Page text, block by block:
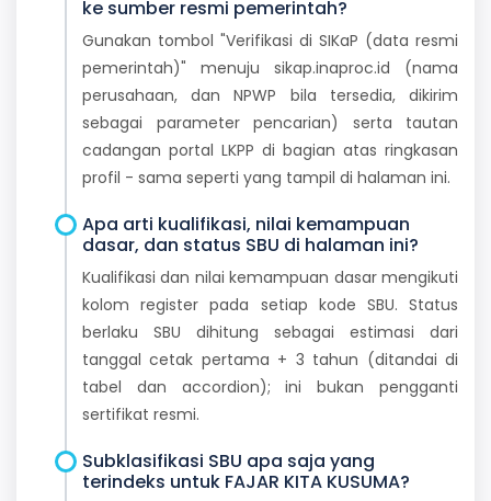
ke sumber resmi pemerintah?
Gunakan tombol "Verifikasi di SIKaP (data resmi
pemerintah)" menuju sikap.inaproc.id (nama
perusahaan, dan NPWP bila tersedia, dikirim
sebagai parameter pencarian) serta tautan
cadangan portal LKPP di bagian atas ringkasan
profil - sama seperti yang tampil di halaman ini.
Apa arti kualifikasi, nilai kemampuan
dasar, dan status SBU di halaman ini?
Kualifikasi dan nilai kemampuan dasar mengikuti
kolom register pada setiap kode SBU. Status
berlaku SBU dihitung sebagai estimasi dari
tanggal cetak pertama + 3 tahun (ditandai di
tabel dan accordion); ini bukan pengganti
sertifikat resmi.
Subklasifikasi SBU apa saja yang
terindeks untuk FAJAR KITA KUSUMA?